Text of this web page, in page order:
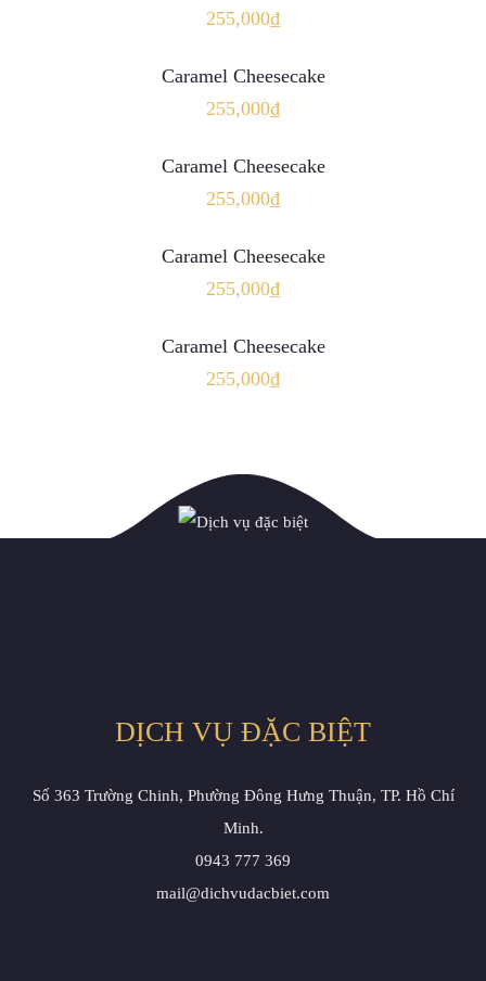
255,000₫
Caramel Cheesecake
255,000₫
Caramel Cheesecake
255,000₫
Caramel Cheesecake
255,000₫
Caramel Cheesecake
255,000₫
DỊCH VỤ ĐẶC BIỆT
Số 363 Trường Chinh, Phường Đông Hưng Thuận, TP. Hồ Chí
Minh.
0943 777 369
mail@dichvudacbiet.com